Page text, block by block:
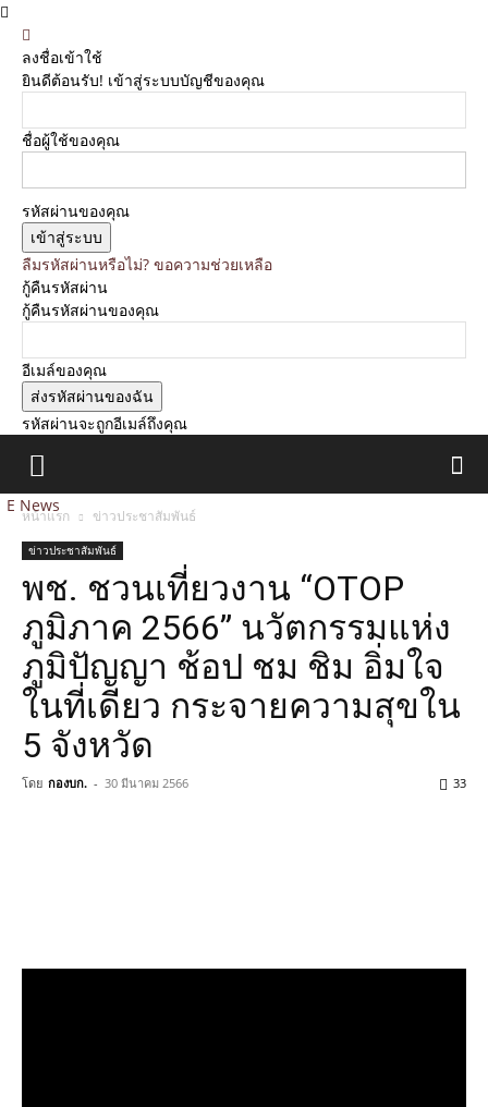
ลงชื่อเข้าใช้
ยินดีต้อนรับ! เข้าสู่ระบบบัญชีของคุณ
ชื่อผู้ใช้ของคุณ
รหัสผ่านของคุณ
ลืมรหัสผ่านหรือไม่? ขอความช่วยเหลือ
กู้คืนรหัสผ่าน
กู้คืนรหัสผ่านของคุณ
อีเมล์ของคุณ
รหัสผ่านจะถูกอีเมล์ถึงคุณ
E News
หน้าแรก ข่าวประชาสัมพันธ์
ข่าวประชาสัมพันธ์
พช. ชวนเที่ยวงาน “OTOP
ภูมิภาค 2566” นวัตกรรมแห่ง
ภูมิปัญญา ช้อป ชม ชิม อิ่มใจ
ในที่เดียว กระจายความสุขใน
5 จังหวัด
โดย กองบก. - 30 มีนาคม 2566 33